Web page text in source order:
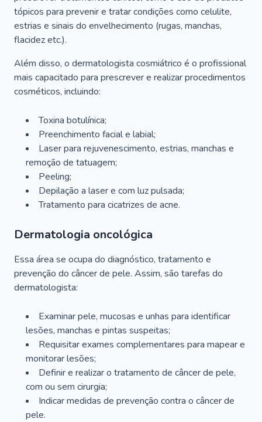
tópicos para prevenir e tratar condições como celulite,
estrias e sinais do envelhecimento (rugas, manchas,
flacidez etc.).
Além disso, o dermatologista cosmiátrico é o profissional
mais capacitado para prescrever e realizar procedimentos
cosméticos, incluindo:
Toxina botulínica;
Preenchimento facial e labial;
Laser para rejuvenescimento, estrias, manchas e
remoção de tatuagem;
Peeling;
Depilação a laser e com luz pulsada;
Tratamento para cicatrizes de acne.
Dermatologia oncológica
Essa área se ocupa do diagnóstico, tratamento e
prevenção do câncer de pele. Assim, são tarefas do
dermatologista:
Examinar pele, mucosas e unhas para identificar
lesões, manchas e pintas suspeitas;
Requisitar exames complementares para mapear e
monitorar lesões;
Definir e realizar o tratamento de câncer de pele,
com ou sem cirurgia;
Indicar medidas de prevenção contra o câncer de
pele.